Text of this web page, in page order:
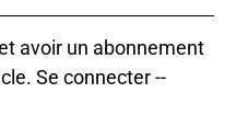
avoir un abonnement
Se connecter--